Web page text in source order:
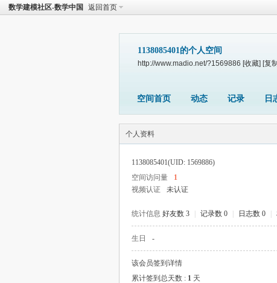
数学建模社区-数学中国 返回首页
1138085401的个人空间
http://www.madio.net/?1569886 [收藏] [复
空间首页 动态 记录 日
个人资料
1138085401(UID: 1569886)
空间访问量
1
视频认证
未认证
统计信息 好友数 3 记录数 0 日志数 0
生日 -
该会员签到详情
累计签到总天数 : 1 天